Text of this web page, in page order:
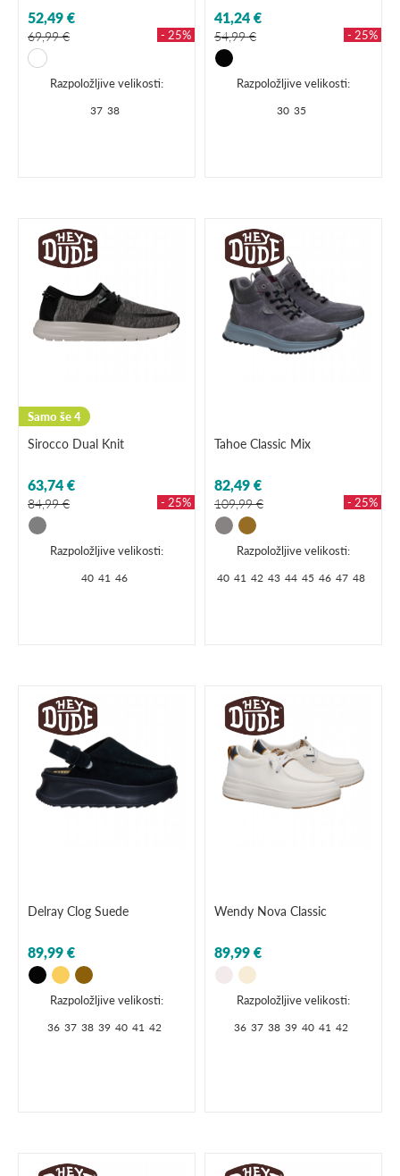
52,49 €
69,99 € - 25%
Razpoložljive velikosti:
37 38
41,24 €
54,99 € - 25%
Razpoložljive velikosti:
30 35
Samo še 4
Sirocco Dual Knit
63,74 €
84,99 € - 25%
Razpoložljive velikosti:
40 41 46
Tahoe Classic Mix
82,49 €
109,99 € - 25%
Razpoložljive velikosti:
40 41 42 43 44 45 46 47 48
Delray Clog Suede
89,99 €
Razpoložljive velikosti:
36 37 38 39 40 41 42
Wendy Nova Classic
89,99 €
Razpoložljive velikosti:
36 37 38 39 40 41 42